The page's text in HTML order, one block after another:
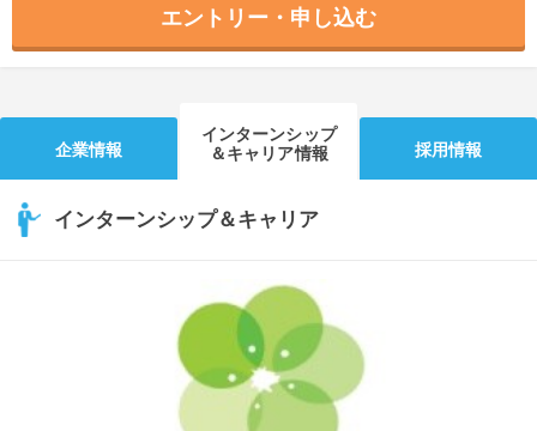
就活ニュースペーパー
就活時事ニュースを更新
よくある質問
不明点があればこちら
エントリー・申し込む
企業情報
インターンシップ
＆キャリア情報
採用情報
インターンシップ＆キャリア